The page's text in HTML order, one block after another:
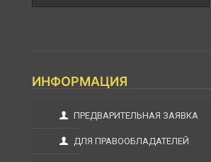
ИНФОРМАЦИЯ
ПРЕДВАРИТЕЛЬНАЯ ЗАЯВКА
ДЛЯ ПРАВООБЛАДАТЕЛЕЙ